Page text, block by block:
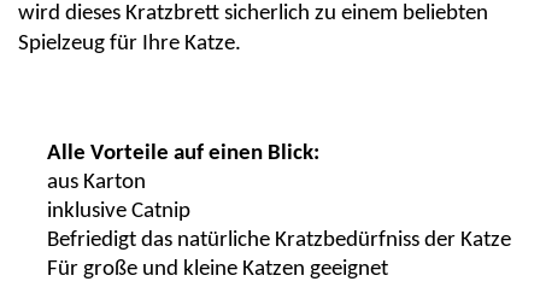
wird dieses Kratzbrett sicherlich zu einem beliebten
Spielzeug für Ihre Katze.
Alle Vorteile auf einen Blick:
aus Karton
inklusive Catnip
Befriedigt das natürliche Kratzbedürfniss der Katze
Für große und kleine Katzen geeignet